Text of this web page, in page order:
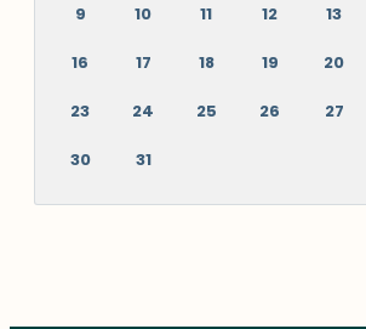
9 10 11 12 13
16 17 18 19 20
23 24 25 26 27
30 31